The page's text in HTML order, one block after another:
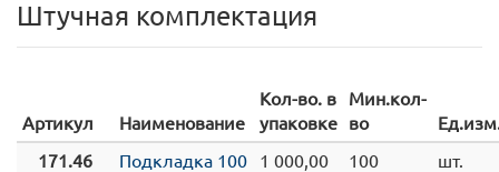
Штучная комплектация
Артикул Наименование
Кол-во. в
упаковке
Мин.кол-
во
171.46
Подкладка 100
1 000,00 100 шт.